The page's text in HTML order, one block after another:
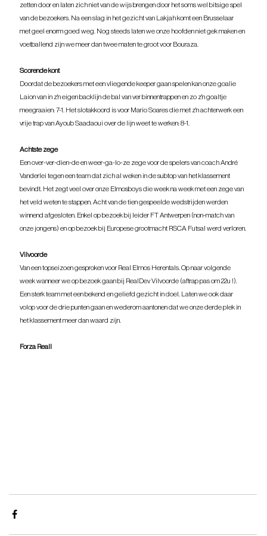
zetten door en laten zich niet van de wijs brengen door het soms wel bitsige spel
van de bezoekers. Na een slag in het gezicht van Lakjah komt een Brusselaar
met geel enorm goed weg. Nog steeds laten we onze hoofden niet gek maken en
voetballend zijn we meer dan twee maten te groot voor Bouraza.
Scorende kont
Doordat de bezoekers met een vliegende keeper gaan spelen kan onze goalie
Laion van in z'n eigen backlijn de bal van ver binnentrappen en zo z'n goaltje
meegraaien: 7-1. Het slotakkoord is voor Mario Soares die met z'n achterwerk een
vrije trap van Ayoub Saadaoui over de lijn weet te werken: 8-1.
Achtste zege
Een over-ver-dien-de en weer-ga-lo-ze zege voor de spelers van coach André
Vanderlei tegen een team dat zich al weken in de subtop van het klassement
bevindt. Het zegt veel over onze Elmosboys die week na week met een zege van
het veld weten te stappen. Acht van de tien gespeelde wedstrijden werden
winnend afgesloten. Enkel op bezoek bij leider FT Antwerpen (non-match van
onze jongens) en op bezoek bij Europese grootmacht RSCA Futsal werd verloren.
Vilvoorde
Van een topseizoen gesproken voor Real Elmos Herentals. Op naar volgende
week wanneer we op bezoek gaan bij RealDev Vilvoorde (aftrap pas om 22u !).
Een sterk team met een bekend en geliefd gezicht in doel. Laten we ook daar
volop voor de drie punten gaan en wederom aantonen dat we onze derde plek in
het klassement meer dan waard zijn.
Forza Real!